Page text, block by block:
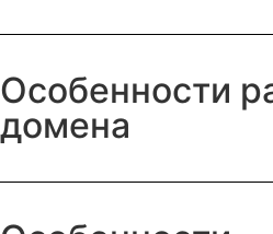
Особенности
домена